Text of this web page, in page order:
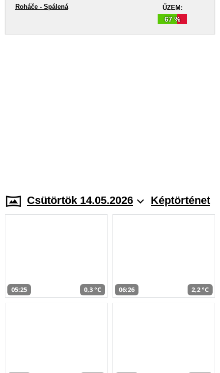
ŰZEM:
67 %
Roháče - Spálená
Csütörtök 14.05.2026 Képtörténet
05:25 0,3 °C 06:26 2,2 °C